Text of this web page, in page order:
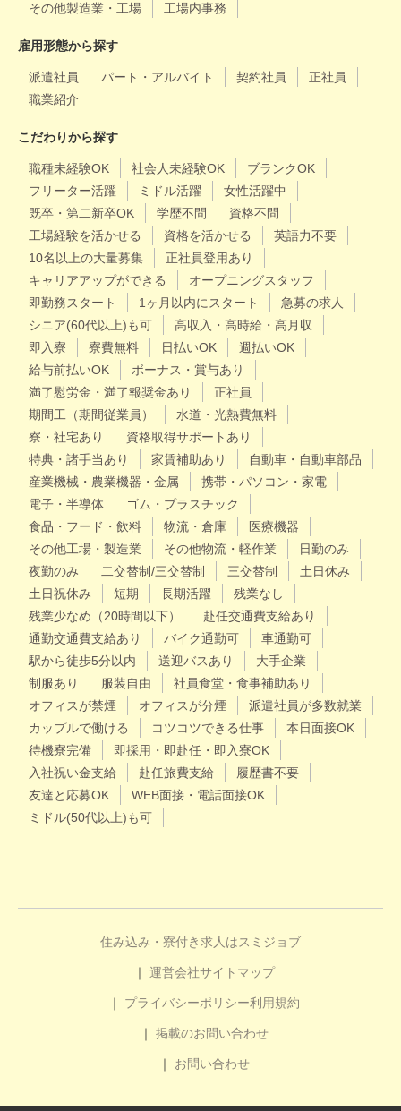
その他製造業・工場
工場内事務
雇用形態から探す
派遣社員 パート・アルバイト 契約社員
正社員
職業紹介
こだわりから探す
職種未経験OK 社会人未経験OK
ブランクOK
フリーター活躍
ミドル活躍
女性活躍中
既卒・第二新卒OK
学歴不問
資格不問
工場経験を活かせる
資格を活かせる
英語力不要
10名以上の大量募集
正社員登用あり
キャリアアップができる
オープニングスタッフ
即勤務スタート
1ヶ月以内にスタート
急募の求人
シニア(60代以上)も可
高収入・高時給・高月収
即入寮
寮費無料 日払いOK
週払いOK
給与前払いOK
ボーナス・賞与あり
満了慰労金・満了報奨金あり
正社員
期間工（期間従業員）
水道・光熱費無料
寮・社宅あり
資格取得サポートあり
特典・諸手当あり
家賃補助あり
自動車・自動車部品
産業機械・農業機器・金属
携帯・パソコン・家電
電子・半導体
ゴム・プラスチック
食品・フード・飲料
物流・倉庫
医療機器
その他工場・製造業
その他物流・軽作業
日勤のみ
夜勤のみ
二交替制/三交替制 三交替制
土日休み
土日祝休み
短期 長期活躍
残業なし
残業少なめ（20時間以下）
赴任交通費支給あり
通勤交通費支給あり
バイク通勤可
車通勤可
駅から徒歩5分以内
送迎バスあり
大手企業
制服あり
服装自由
社員食堂・食事補助あり
オフィスが禁煙
オフィスが分煙
派遣社員が多数就業
カップルで働ける
コツコツできる仕事
本日面接OK
待機寮完備
即採用・即赴任・即入寮OK
入社祝い金支給
赴任旅費支給
履歴書不要
友達と応募OK
WEB面接・電話面接OK
ミドル(50代以上)も可
住み込み・寮付き求人はスミジョブ
運営会社サイトマップ
プライバシーポリシー利用規約
掲載のお問い合わせ
お問い合わせ